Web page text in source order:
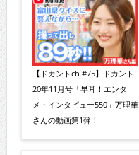
【ドカントch.#75】ドカント
20年11月号「早耳！エンタ
メ・インタビュー550」万理華
さんの動画第1弾！